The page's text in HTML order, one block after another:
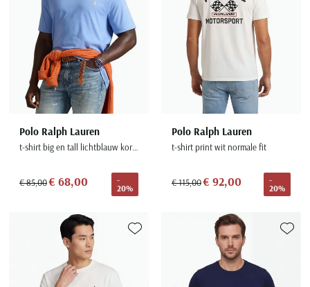
Polo Ralph Lauren
t-shirt big en tall lichtblauw korte mouw
€ 85,00€ 68,00
-
20%
Polo Ralph Lauren
t-shirt print wit normale fit
€ 115,00€ 92,00
-
20%
Toevoegen aan favorieten